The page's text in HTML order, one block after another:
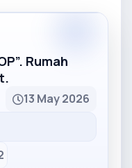
Rumah
13 May 2026